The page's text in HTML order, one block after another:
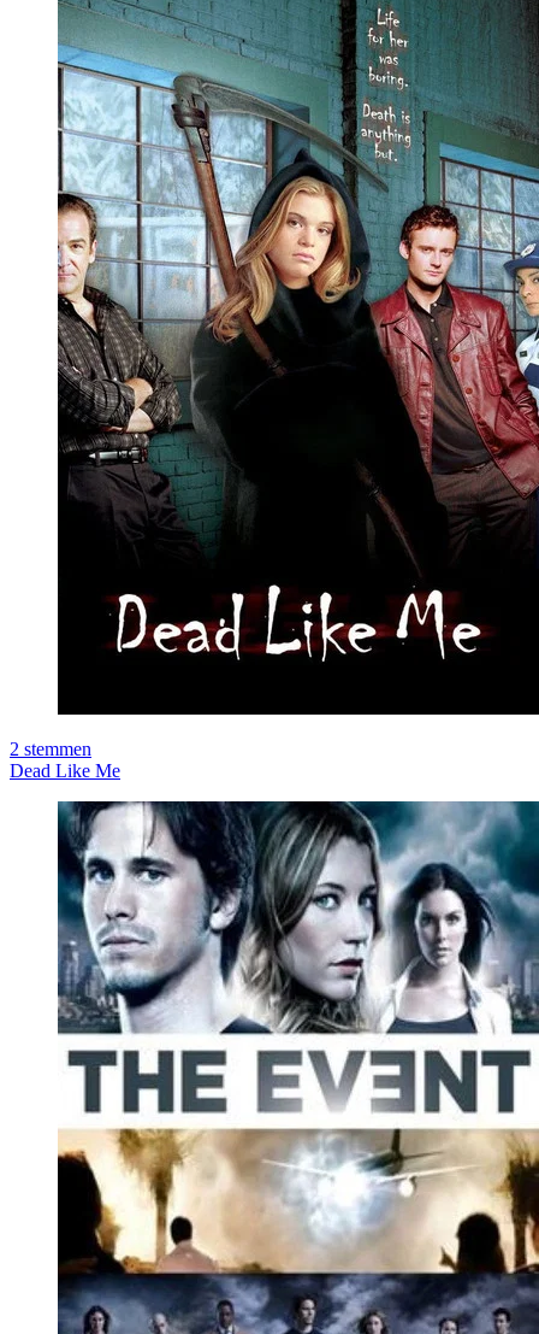
2 stemmen
Dead Like Me